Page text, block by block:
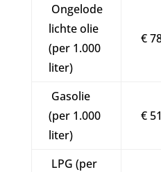
Ongelode
lichte olie
(per 1.000
liter)
€
Gasolie
(per 1.000
liter)
€
LPG (per